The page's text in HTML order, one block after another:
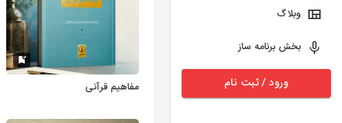
وبلاگ
بخش برنامه ساز
ورود / ثبت نام مفاهیم قرآنی